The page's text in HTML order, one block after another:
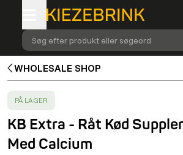
Søg efter produkt eller søgeord
WHOLESALE SHOP
SUCCESS
PÅ LAGER
KB Extra - Råt Kød
Med Calcium